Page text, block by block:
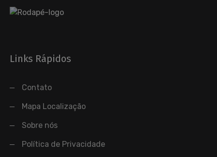
Links Rápidos
Contato
Mapa Localização
Sobre nós
Política de Privacidade